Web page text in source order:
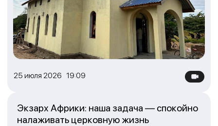
25 июля 2026 19:09
Экзарх Африки: наша задача — спокойно
налаживать церковную жизнь